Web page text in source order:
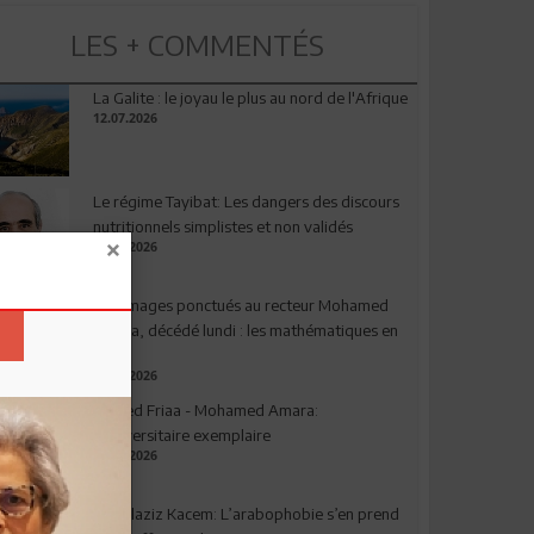
LES + COMMENTÉS
La Galite : le joyau le plus au nord de l'Afrique
12.07.2026
Le régime Tayibat: Les dangers des discours
nutritionnels simplistes et non validés
09.07.2026
Hommages ponctués au recteur Mohamed
Amara, décédé lundi : les mathématiques en
03.08.2026
Ahmed Friaa - Mohamed Amara:
l’Universitaire exemplaire
04.08.2026
Abdelaziz Kacem: L’arabophobie s’en prend